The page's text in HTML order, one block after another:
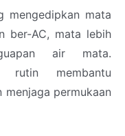
mengedipkan mata
ber-AC, mata lebih
air mata.
rutin membantu
permukaan